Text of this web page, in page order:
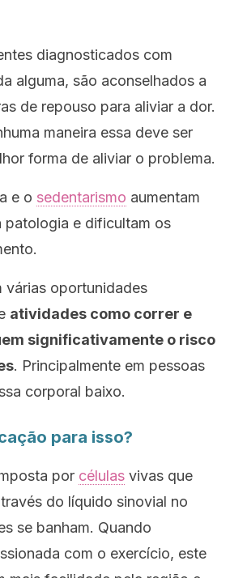
diagnosticados com
alguma, são aconselhados a
de repouso para aliviar a dor.
maneira essa deve ser
forma de aliviar o problema.
e o sedentarismo aumentam
patologia e dificultam os
várias oportunidades
atividades como correr e
significativamente o risco
. Principalmente em pessoas
corporal baixo.
para isso?
por células vivas que
do líquido sinovial no
se banham. Quando
com o exercício, este